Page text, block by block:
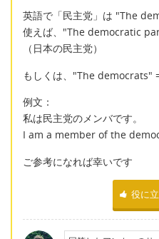
英語で「民主党」は "The
使えば、"The democratic
（日本の民主党）
もしくは、"The democrats" =
例文：
私は民主党のメンバです。
I am a member of the
ご参考になれば幸いです
役に